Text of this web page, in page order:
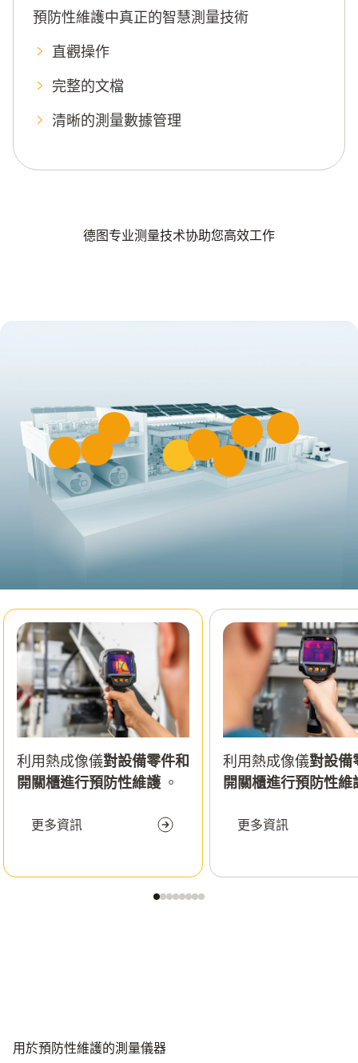
預防性維護中真正的智慧測量技術
直觀操作
完整的文檔
清晰的測量數據管理
德图专业测量技术协助您高效工作
利用熱成像儀對設備零件和
開關櫃進行預防性維護 。
更多資訊
利用熱成像儀對設備
開關櫃進行預防性維
更多資訊
用於預防性維護的測量儀器